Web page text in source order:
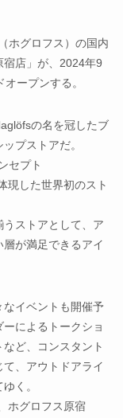
ホグロフス）の国内
店」が、2024年9
ープンする。
の名を冠したブ
プストアだ。
セプト
現した世界初のスト
ストアとして、ア
が満足できるアイ
なイベントも開催予
によるトークショ
ど、コンスタント
、アウトドアライ
く。
ホグロフス原宿